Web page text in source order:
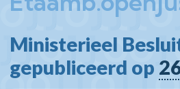
Ministerieel
gepubliceerd op